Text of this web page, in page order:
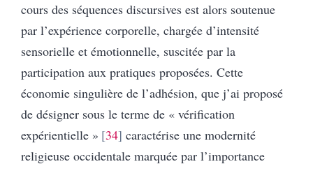
cours des séquences discursives est alors soutenue
par l’expérience corporelle, chargée d’intensité
sensorielle et émotionnelle, suscitée par la
participation aux pratiques proposées. Cette
économie singulière de l’adhésion, que j’ai proposé
de désigner sous le terme de « vérification
expérientielle » 34 caractérise une modernité
religieuse occidentale marquée par l’importance